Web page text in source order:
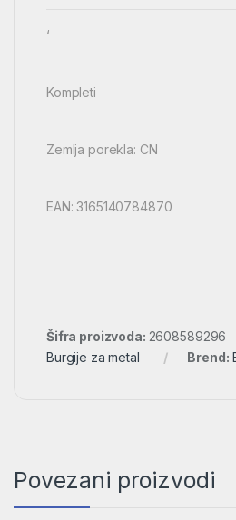
‘
Kompleti
Zemlja porekla: CN
EAN: 3165140784870
Šifra proizvoda: 2608589296
Burgije za metal
Brend:
Povezani proizvodi